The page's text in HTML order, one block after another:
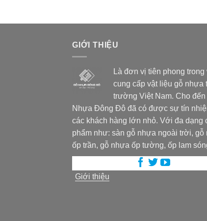
GIỚI THIỆU
Là đơn vị tiên phong trong
cung cấp vật liệu gỗ nhựa
trường Việt Nam. Cho đến
Nhựa Đông Đô đã có được sự tín
các khách hàng lớn nhỏ. Với đa dạng
phẩm như: sàn gỗ nhựa ngoài trời, gỗ
ốp trần, gỗ nhựa ốp tường, ốp lam
Giới thiệu